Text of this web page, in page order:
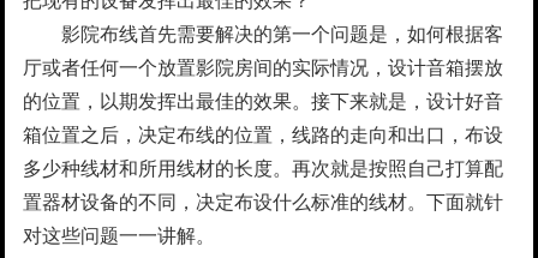
影院布线首先需要解决的第一个问题是，如何根据客
厅或者任何一个放置影院房间的实际情况，设计音箱摆放
的位置，以期发挥出最佳的效果。接下来就是，设计好音
箱位置之后，决定布线的位置，线路的走向和出口，布设
多少种线材和所用线材的长度。再次就是按照自己打算配
置器材设备的不同，决定布设什么标准的线材。下面就针
对这些问题一一讲解。